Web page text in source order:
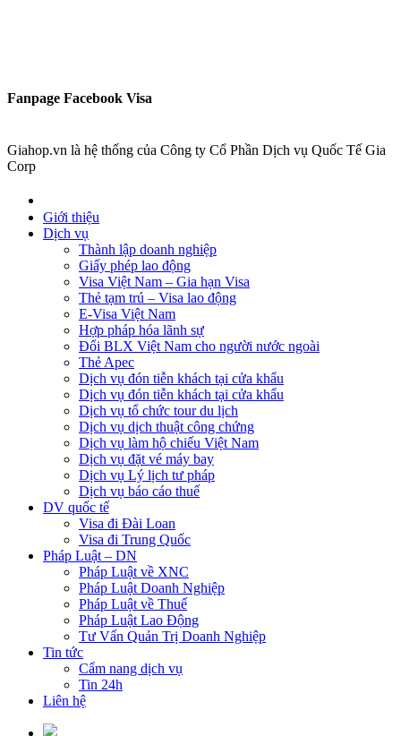
Fanpage Facebook Visa
Giahop.vn là hệ thống của Công ty Cổ Phần Dịch vụ Quốc Tế Gia
Corp
Giới thiệu
Dịch vụ
Thành lập doanh nghiệp
Giấy phép lao động
Visa Việt Nam – Gia hạn Visa
Thẻ tạm trú – Visa lao động
E-Visa Việt Nam
Hợp pháp hóa lãnh sự
Đổi BLX Việt Nam cho người nước ngoài
Thẻ Apec
Dịch vụ đón tiễn khách tại cửa khẩu
Dịch vụ đón tiễn khách tại cửa khẩu
Dịch vụ tổ chức tour du lịch
Dịch vụ dịch thuật công chứng
Dịch vụ làm hộ chiếu Việt Nam
Dịch vụ đặt vé máy bay
Dịch vụ Lý lịch tư pháp
Dịch vụ báo cáo thuế
DV quốc tế
Visa đi Đài Loan
Visa đi Trung Quốc
Pháp Luật – DN
Pháp Luật về XNC
Pháp Luật Doanh Nghiệp
Pháp Luật về Thuế
Pháp Luật Lao Động
Tư Vấn Quản Trị Doanh Nghiệp
Tin tức
Cẩm nang dịch vụ
Tin 24h
Liên hệ